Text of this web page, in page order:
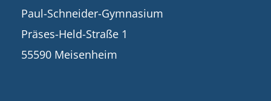
Paul-Schneider-Gymnasium
Präses-Held-Straße 1
55590 Meisenheim